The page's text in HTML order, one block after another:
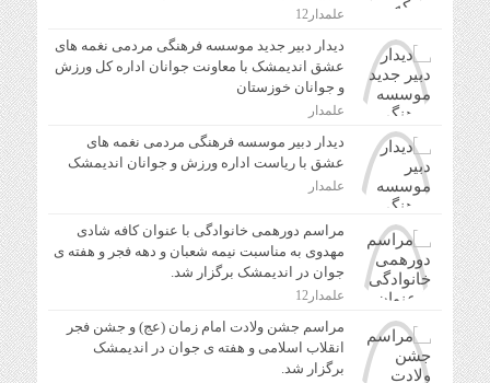
علمدار12
دیدار دبیر جدید موسسه فرهنگی مردمی نغمه های
عشق اندیمشک با معاونت جوانان اداره کل ورزش
و جوانان خوزستان
علمدار
دیدار دبیر موسسه فرهنگی مردمی نغمه های
عشق با ریاست اداره ورزش و جوانان اندیمشک
علمدار
مراسم دورهمی خانوادگی با عنوان کافه شادی
مهدوی به مناسبت نیمه شعبان و دهه فجر و هفته ی
جوان در اندیمشک برگزار شد.
علمدار12
مراسم جشن ولادت امام زمان (عج) و جشن فجر
انقلاب اسلامی و هفته ی جوان در اندیمشک
برگزار شد.